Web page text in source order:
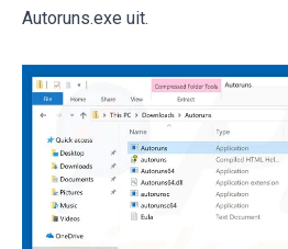
Autoruns.exe uit.